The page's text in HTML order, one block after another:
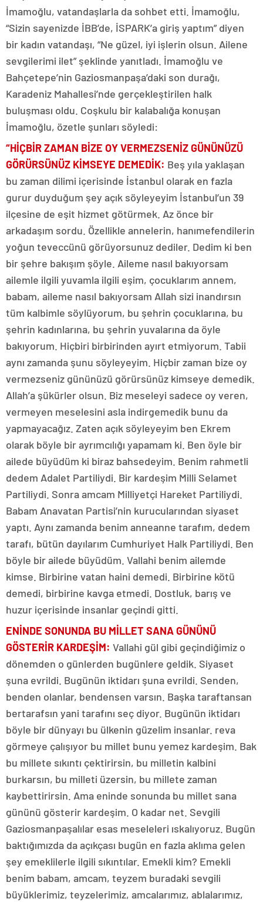
İmamoğlu, vatandaşlarla da sohbet etti. İmamoğlu,
“Sizin sayenizde İBB’de, İSPARK’a giriş yaptım” diyen
bir kadın vatandaşı, “Ne güzel, iyi işlerin olsun. Ailene
sevgilerimi ilet” şeklinde yanıtladı. İmamoğlu ve
Bahçetepe’nin Gaziosmanpaşa’daki son durağı,
Karadeniz Mahallesi’nde gerçekleştirilen halk
buluşması oldu. Coşkulu bir kalabalığa konuşan
İmamoğlu, özetle şunları söyledi:
“HİÇBİR ZAMAN BİZE OY VERMEZSENİZ GÜNÜNÜZÜ
GÖRÜRSÜNÜZ KİMSEYE DEMEDİK: Beş yıla yaklaşan
bu zaman dilimi içerisinde İstanbul olarak en fazla
gurur duyduğum şey açık söyleyeyim İstanbul’un 39
ilçesine de eşit hizmet götürmek. Az önce bir
arkadaşım sordu. Özellikle annelerin, hanımefendilerin
yoğun teveccünü görüyorsunuz dediler. Dedim ki ben
bir şehre bakışım şöyle. Aileme nasıl bakıyorsam
ailemle ilgili yuvamla ilgili eşim, çocuklarım annem,
babam, aileme nasıl bakıyorsam Allah sizi inandırsın
tüm kalbimle söylüyorum, bu şehrin çocuklarına, bu
şehrin kadınlarına, bu şehrin yuvalarına da öyle
bakıyorum. Hiçbiri birbirinden ayırt etmiyorum. Tabii
aynı zamanda şunu söyleyeyim. Hiçbir zaman bize oy
vermezseniz gününüzü görürsünüz kimseye demedik.
Allah’a şükürler olsun. Biz meseleyi sadece oy veren,
vermeyen meselesini asla indirgemedik bunu da
yapmayacağız. Zaten açık söyleyeyim ben Ekrem
olarak böyle bir ayrımcılığı yapamam ki. Ben öyle bir
ailede büyüdüm ki biraz bahsedeyim. Benim rahmetli
dedem Adalet Partiliydi. Bir kardeşim Milli Selamet
Partiliydi. Sonra amcam Milliyetçi Hareket Partiliydi.
Babam Anavatan Partisi’nin kurucularından siyaset
yaptı. Aynı zamanda benim anneanne tarafım, dedem
tarafı, bütün dayılarım Cumhuriyet Halk Partiliydi. Ben
böyle bir ailede büyüdüm. Vallahi benim ailemde
kimse. Birbirine vatan haini demedi. Birbirine kötü
demedi, birbirine kavga etmedi. Dostluk, barış ve
huzur içerisinde insanlar geçindi gitti.
ENİNDE SONUNDA BU MİLLET SANA GÜNÜNÜ
GÖSTERİR KARDEŞİM: Vallahi gül gibi geçindiğimiz o
dönemden o günlerden bugünlere geldik. Siyaset
şuna evrildi. Bugünün iktidarı şuna evrildi. Senden,
benden olanlar, bendensen varsın. Başka taraftansan
bertarafsın yani tarafını seç diyor. Bugünün iktidarı
böyle bir dünyayı bu ülkenin güzelim insanlar. reva
görmeye çalışıyor bu millet bunu yemez kardeşim. Bak
bu millete sıkıntı çektirirsin, bu milletin kalbini
burkarsın, bu milleti üzersin, bu millete zaman
kaybettirirsin. Ama eninde sonunda bu millet sana
gününü gösterir kardeşim. O kadar net. Sevgili
Gaziosmanpaşalılar esas meseleleri ıskalıyoruz. Bugün
baktığımızda da açıkçası bugün en fazla aklıma gelen
şey emeklilerle ilgili sıkıntılar. Emekli kim? Emekli
benim babam, amcam, teyzem buradaki sevgili
büyüklerimiz, teyzelerimiz, amcalarımız, ablalarımız,